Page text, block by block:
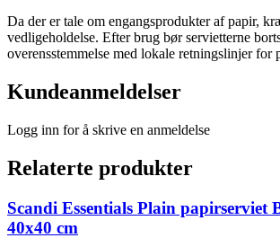
Da der er tale om engangsprodukter af papir,
vedligeholdelse. Efter brug bør servietterne
overensstemmelse med lokale retningslinjer for
Kundeanmeldelser
Logg inn for å skrive en anmeldelse
Relaterte produkter
Scandi Essentials Plain papirserviet
40x40 cm